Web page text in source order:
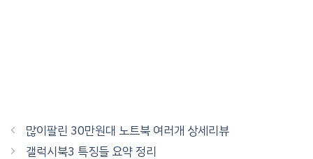
많이팔린 30만원대 노트북 여러개 상세리뷰
갤럭시북3 특징들 요약 정리